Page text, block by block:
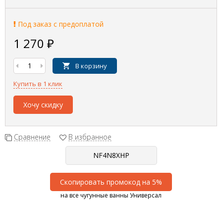
Под заказ с предоплатой
1 270 ₽
В корзину
Купить в 1 клик
Хочу скидку
Сравнение В избранное
Скопировать промокод на 5%
на все чугунные ванны Универсал